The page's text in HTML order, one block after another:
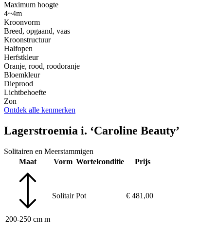
Maximum hoogte
4~4m
Kroonvorm
Breed, opgaand, vaas
Kroonstructuur
Halfopen
Herfstkleur
Oranje, rood, roodoranje
Bloemkleur
Dieprood
Lichtbehoefte
Zon
Ontdek alle kenmerken
Lagerstroemia i. ‘Caroline Beauty’
Solitairen en Meerstammigen
Maat
Vorm Wortelconditie Prijs
200-250 cm m
Solitair Pot € 481,00